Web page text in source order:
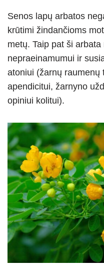
Senos lapų arbatos
krūtimi žindančioms
metų. Taip pat ši
nepraeinamumui ir
atoniui (žarnų raumenų
apendicitui, žarnyno
opiniui kolitui).